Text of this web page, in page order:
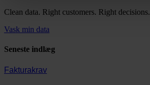
Clean data. Right customers. Right decisions.
Vask min data
Seneste indlæg
Fakturakrav